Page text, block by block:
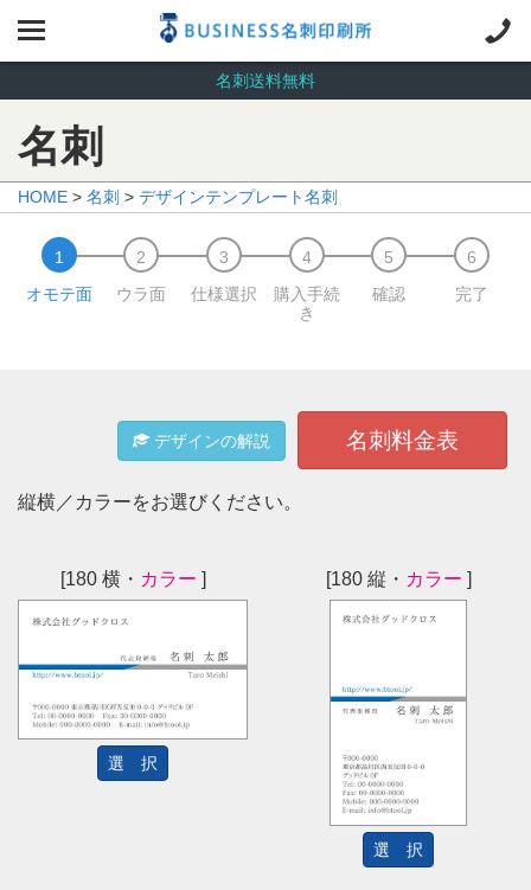
名刺送料無料
名刺
HOME > 名刺 > デザインテンプレート名刺
オモテ面 ウラ面 仕様選択
購入手続
き
確認 完了
デザインの解説 名刺料金表
縦横／カラーをお選びください。
[180 横・ カラー ]
選 択
[180 縦・ カラー ]
選 択